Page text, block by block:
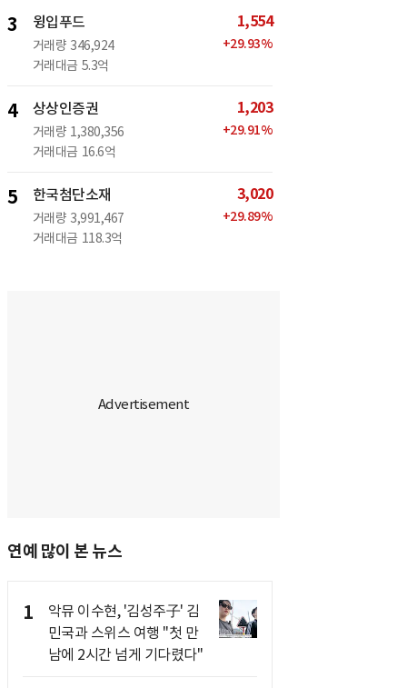
3 윙입푸드
거래량 346,924
거래대금 5.3억
1,554
+29.93%
4 상상인증권
거래량 1,380,356
거래대금 16.6억
1,203
+29.91%
5 한국첨단소재
거래량 3,991,467
거래대금 118.3억
3,020
+29.89%
연예 많이 본 뉴스
1
악뮤 이수현, '김성주子' 김
민국과 스위스 여행 "첫 만
남에 2시간 넘게 기다렸다"